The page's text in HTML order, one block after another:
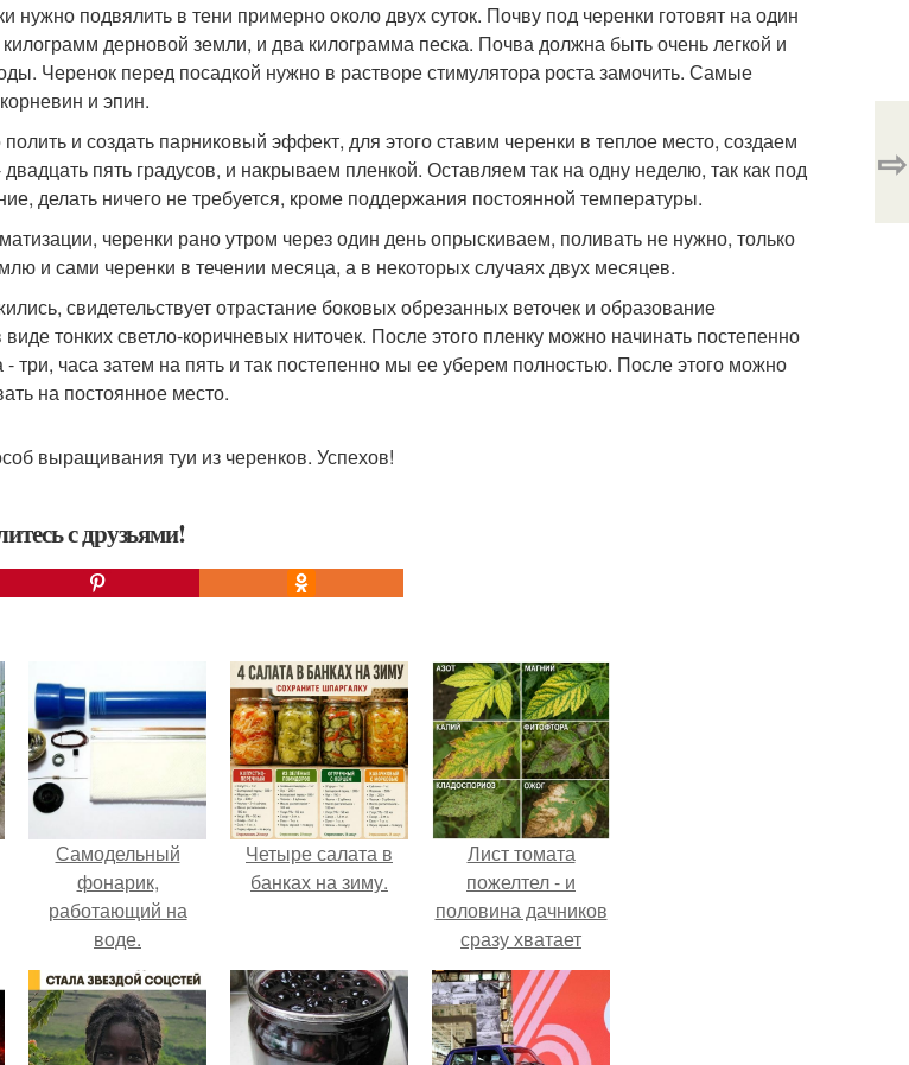
нужно подвялить в тени примерно около двух суток. Почву под черенки готовят на один
дерновой земли, и два килограмма песка. Почва должна быть очень легкой и
Черенок перед посадкой нужно в растворе стимулятора роста замочить. Самые
и эпин.
и создать парниковый эффект, для этого ставим черенки в теплое место, создаем
пять градусов, и накрываем пленкой. Оставляем так на одну неделю, так как под
делать ничего не требуется, кроме поддержания постоянной температуры.
черенки рано утром через один день опрыскиваем, поливать не нужно, только
и сами черенки в течении месяца, а в некоторых случаях двух месяцев.
свидетельствует отрастание боковых обрезанных веточек и образование
тонких светло-коричневых ниточек. После этого пленку можно начинать постепенно
три, часа затем на пять и так постепенно мы ее уберем полностью. После этого можно
на постоянное место.
выращивания туи из черенков. Успехов!
с друзьями!
⇨
Самодельный
фонарик,
работающий на
воде.
Четыре салата в
банках на зиму.
Лист томата
пожелтел - и
половина дачников
сразу хватает
удобрение.